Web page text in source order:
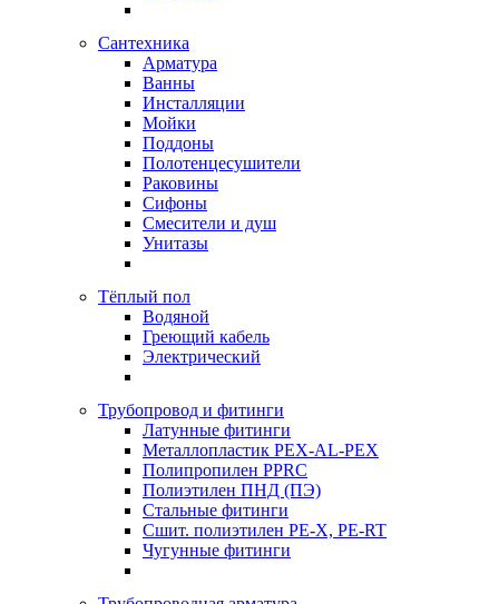
Сантехника
Арматура
Ванны
Инсталляции
Мойки
Поддоны
Полотенцесушители
Раковины
Сифоны
Смесители и душ
Унитазы
Тёплый пол
Водяной
Греющий кабель
Электрический
Трубопровод и фитинги
Латунные фитинги
Металлопластик PEX-AL-PEX
Полипропилен PPRC
Полиэтилен ПНД (ПЭ)
Стальные фитинги
Сшит. полиэтилен PE-X, PE-RT
Чугунные фитинги